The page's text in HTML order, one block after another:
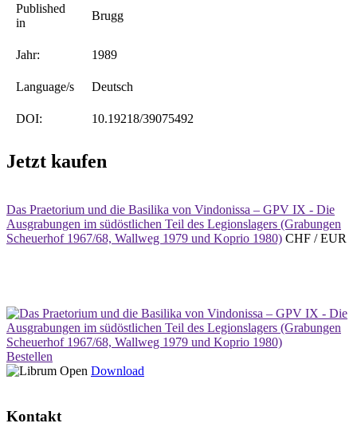
Published
in
Brugg
Jahr: 1989
Language/s Deutsch
DOI: 10.19218/39075492
Jetzt kaufen
Das Praetorium und die Basilika von Vindonissa – GPV IX - Die
Ausgrabungen im südöstlichen Teil des Legionslagers (Grabungen
Scheuerhof 1967/68, Wallweg 1979 und Koprio 1980) CHF / EUR
Bestellen
Download
Kontakt